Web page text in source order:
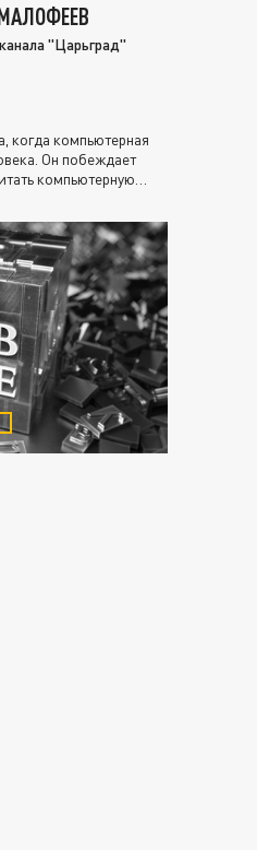
"Царьград"
когда компьютерная
Он побеждает
компьютерную